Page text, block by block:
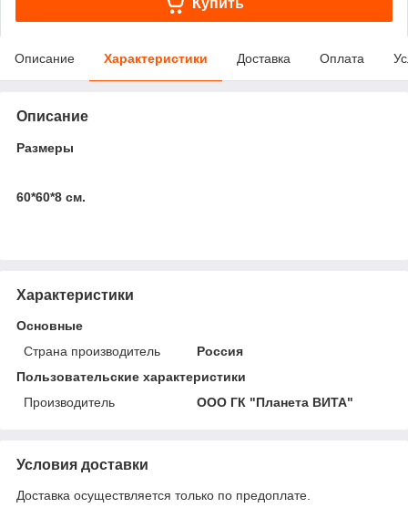
Описание Характеристики Доставка Оплата
Описание
Размеры
60*60*8 см.
Характеристики
Основные
Страна производитель
Россия
Пользовательские характеристики
Производитель
ООО ГК "Планета ВИТА"
Условия доставки
Доставка осуществляется только по предоплате.